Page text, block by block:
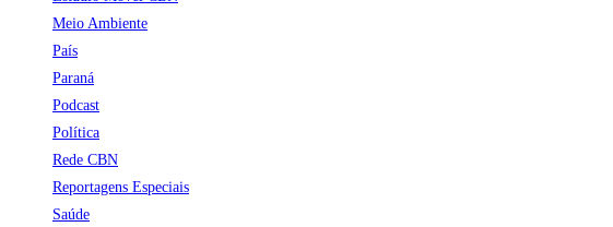
Meio Ambiente
País
Paraná
Podcast
Política
Rede CBN
Reportagens Especiais
Saúde